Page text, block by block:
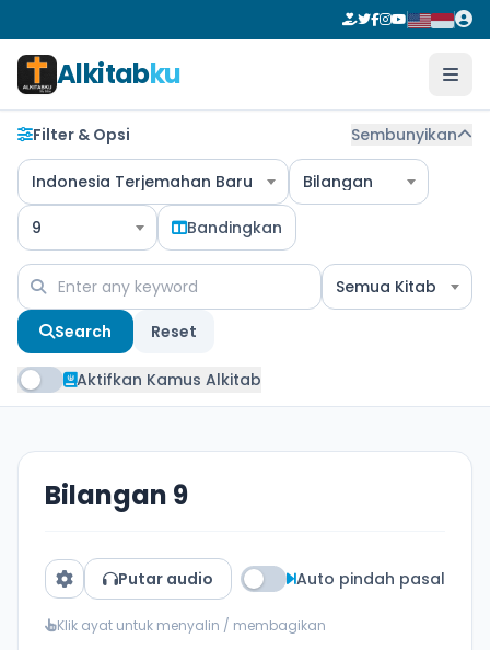
Alkitabku
Filter & Opsi Sembunyikan
Indonesia Terjemahan Baru Bilangan
9 Bandingkan
Semua Kitab
Search Reset
Aktifkan Kamus Alkitab
Bilangan 9
Putar audio Auto pindah pasal
Klik ayat untuk menyalin / membagikan